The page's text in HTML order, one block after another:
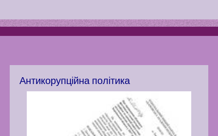
Way
Latter match class
Антикорупційна політика